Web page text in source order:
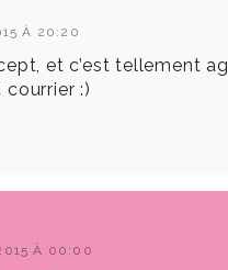
À 20:20
et c’est tellement
:)
À 00:00